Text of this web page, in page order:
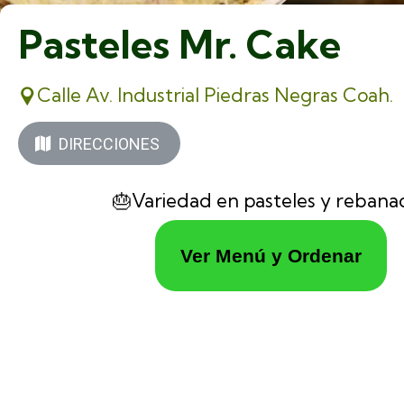
Pasteles Mr. Cake
Calle Av. Industrial Piedras Negras Coah.
DIRECCIONES
🎂Variedad en pasteles y
Ver Menú y Ordenar